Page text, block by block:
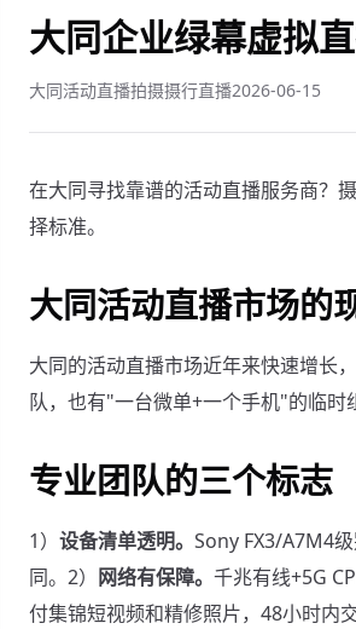
大同企业绿幕虚拟
大同活动直播拍摄摄行直播2026-06-15
在大同寻找靠谱的活动直播服务商？
择标准。
大同活动直播市场的
大同的活动直播市场近年来快速增
队，也有"一台微单+一个手机"的临时
专业团队的三个标志
1）设备清单透明。Sony FX3/A7M4
同。2） 网络有保障。千兆有线+5G
付集锦短视频和精修照片，48小时内